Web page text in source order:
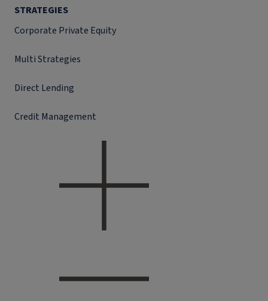
STRATEGIES
Corporate Private Equity
Multi Strategies
Direct Lending
Credit Management